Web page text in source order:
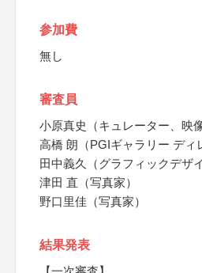
参加費
無し
審査員
小原真史（キュレーター、映
高橋 朗（PGIギャラリー ディ
田中義久（グラフィックデザ
津田 直（写真家）
野口里佳（写真家）
結果発表